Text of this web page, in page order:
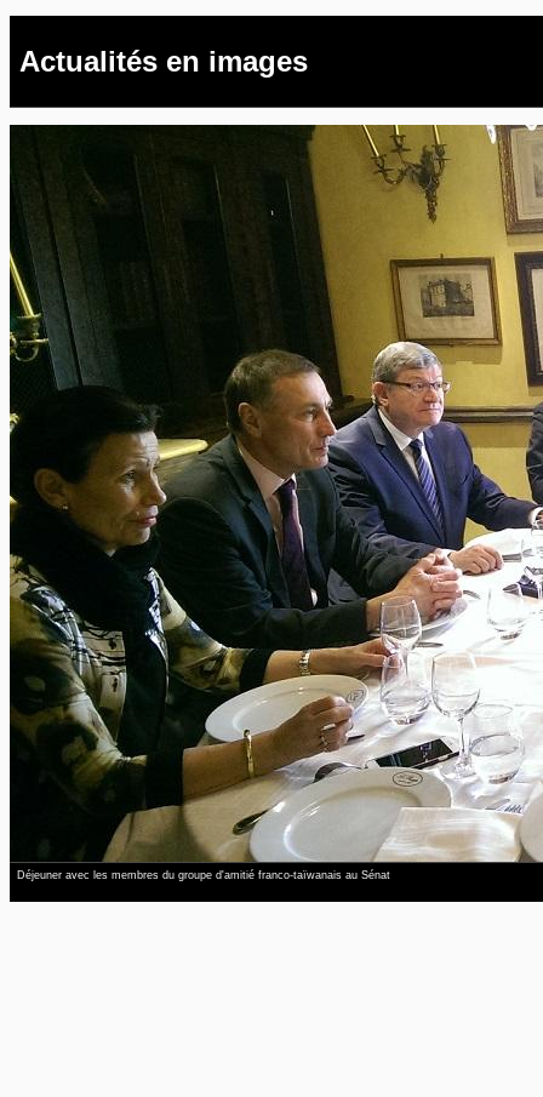
Actualités en images
Déjeuner avec les membres du groupe d'amitié franco-taïwanais au Sénat